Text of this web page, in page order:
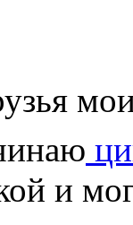
и